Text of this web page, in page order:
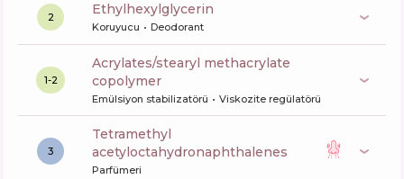
2 ethylhexylglycerin
Koruyucu Deodorant
1-2
acrylates/stearyl methacrylate
copolymer
Emülsiyon stabilizatörü Viskozite regülatörü
3
tetramethyl
acetyloctahydronaphthalenes
Parfümeri